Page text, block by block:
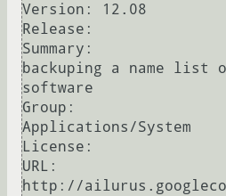
Version: 12.08
Release:		1%{?dist}
Summary:		A tool for
backuping a name list
software
Group:
Applications/System
License:		GPLv2+
URL:
http://